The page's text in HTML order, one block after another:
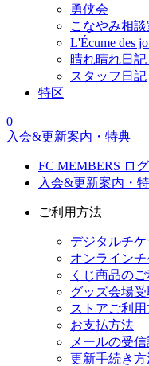
勇侠会
こなやみ相談
L'Écume des
晴れ晴れ日
スタッフ日記
特区
0
入会&更新案内・特典
FC MEMBERS ロ
入会&更新案内・
ご利用方法
デジタルチ
オンライン
くじ商品の
グッズ会場
ストアご利
お支払方法
メールの受
更新手続き方